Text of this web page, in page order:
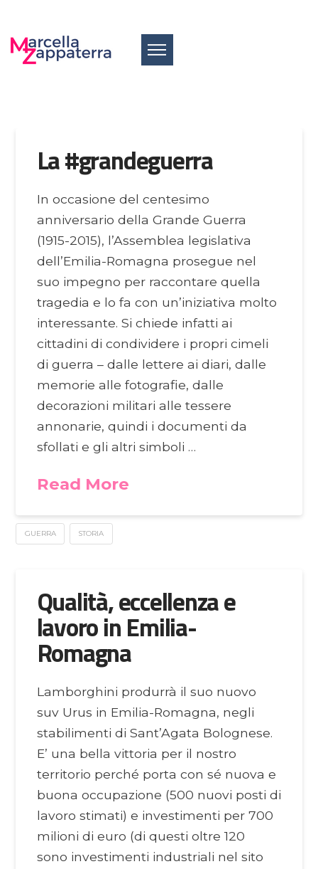
La #grandeguerra
In occasione del centesimo
anniversario della Grande Guerra
(1915-2015), l’Assemblea legislativa
dell’Emilia-Romagna prosegue nel
suo impegno per raccontare quella
tragedia e lo fa con un’iniziativa molto
interessante. Si chiede infatti ai
cittadini di condividere i propri cimeli
di guerra – dalle lettere ai diari, dalle
memorie alle fotografie, dalle
decorazioni militari alle tessere
annonarie, quindi i documenti da
sfollati e gli altri simboli …
Read More
GUERRA STORIA
Qualità, eccellenza e
lavoro in Emilia-
Romagna
Lamborghini produrrà il suo nuovo
suv Urus in Emilia-Romagna, negli
stabilimenti di Sant’Agata Bolognese.
E’ una bella vittoria per il nostro
territorio perché porta con sé nuova e
buona occupazione (500 nuovi posti di
lavoro stimati) e investimenti per 700
milioni di euro (di questi oltre 120
sono investimenti industriali nel sito